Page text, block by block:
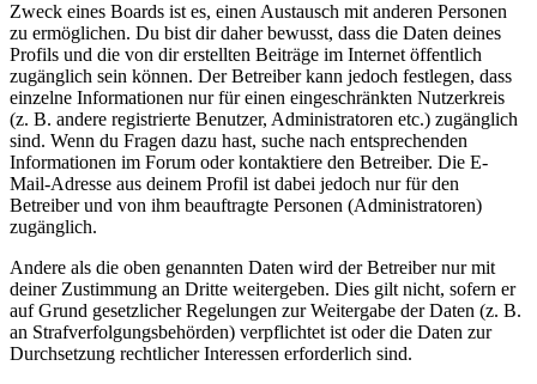
Zweck eines Boards ist es, einen Austausch mit anderen Personen
zu ermöglichen. Du bist dir daher bewusst, dass die Daten deines
Profils und die von dir erstellten Beiträge im Internet öffentlich
zugänglich sein können. Der Betreiber kann jedoch festlegen, dass
einzelne Informationen nur für einen eingeschränkten Nutzerkreis
(z. B. andere registrierte Benutzer, Administratoren etc.) zugänglich
sind. Wenn du Fragen dazu hast, suche nach entsprechenden
Informationen im Forum oder kontaktiere den Betreiber. Die E-
Mail-Adresse aus deinem Profil ist dabei jedoch nur für den
Betreiber und von ihm beauftragte Personen (Administratoren)
zugänglich.
Andere als die oben genannten Daten wird der Betreiber nur mit
deiner Zustimmung an Dritte weitergeben. Dies gilt nicht, sofern er
auf Grund gesetzlicher Regelungen zur Weitergabe der Daten (z. B.
an Strafverfolgungsbehörden) verpflichtet ist oder die Daten zur
Durchsetzung rechtlicher Interessen erforderlich sind.